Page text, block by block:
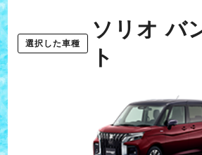
選択した車種
ソリオ バ
ト